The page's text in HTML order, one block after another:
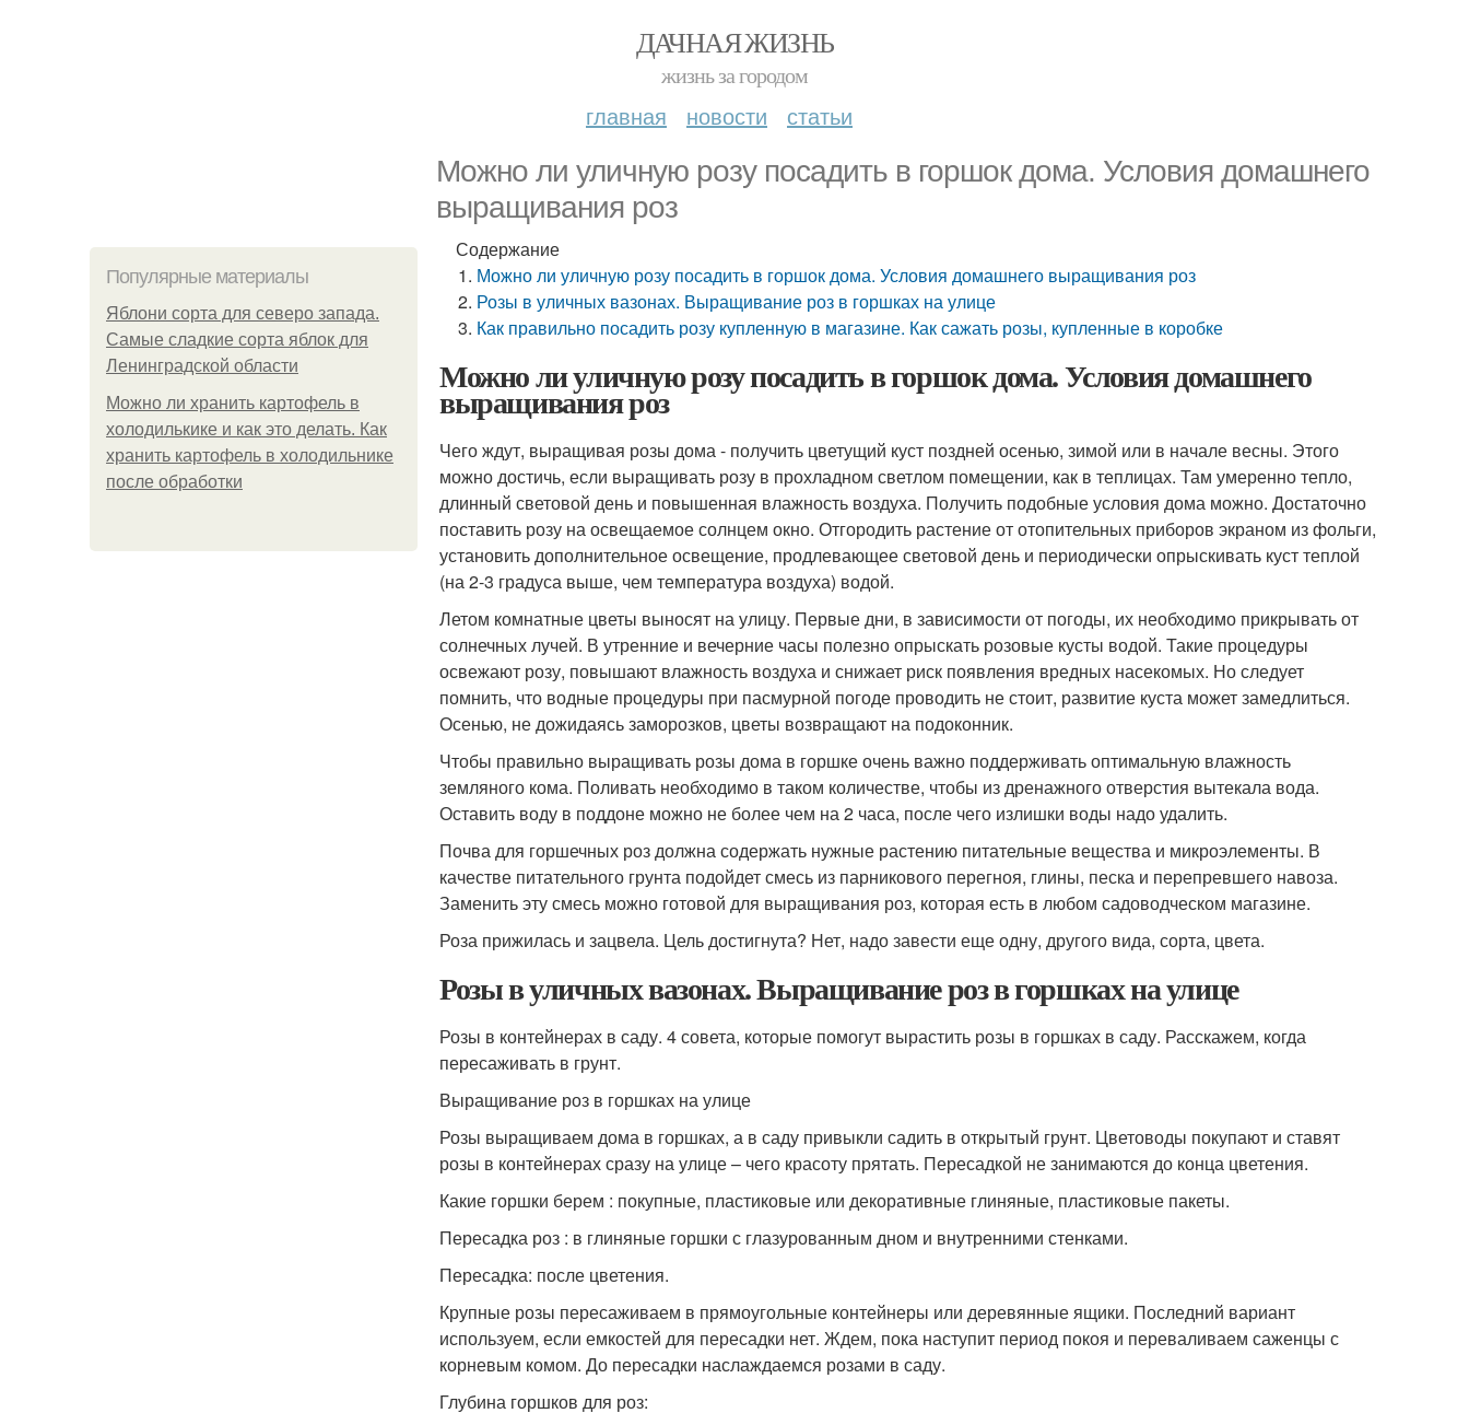
ДАЧНАЯ ЖИЗНЬ
жизнь за городом
главная новости статьи
Можно ли уличную розу посадить в горшок дома. Условия домашнего
выращивания роз
Популярные материалы
Яблони сорта для северо запада.
Самые сладкие сорта яблок для
Ленинградской области
Можно ли хранить картофель в
холодилькике и как это делать. Как
хранить картофель в холодильнике
после обработки
Содержание
Можно ли уличную розу посадить в горшок дома. Условия домашнего выращивания роз
Розы в уличных вазонах. Выращивание роз в горшках на улице
Как правильно посадить розу купленную в магазине. Как сажать розы, купленные в коробке
Можно ли уличную розу посадить в горшок дома. Условия домашнего
выращивания роз
Чего ждут, выращивая розы дома - получить цветущий куст поздней осенью, зимой или в начале весны. Этого
можно достичь, если выращивать розу в прохладном светлом помещении, как в теплицах. Там умеренно тепло,
длинный световой день и повышенная влажность воздуха. Получить подобные условия дома можно. Достаточно
поставить розу на освещаемое солнцем окно. Отгородить растение от отопительных приборов экраном из фольги,
установить дополнительное освещение, продлевающее световой день и периодически опрыскивать куст теплой
(на 2-3 градуса выше, чем температура воздуха) водой.
Летом комнатные цветы выносят на улицу. Первые дни, в зависимости от погоды, их необходимо прикрывать от
солнечных лучей. В утренние и вечерние часы полезно опрыскать розовые кусты водой. Такие процедуры
освежают розу, повышают влажность воздуха и снижает риск появления вредных насекомых. Но следует
помнить, что водные процедуры при пасмурной погоде проводить не стоит, развитие куста может замедлиться.
Осенью, не дожидаясь заморозков, цветы возвращают на подоконник.
Чтобы правильно выращивать розы дома в горшке очень важно поддерживать оптимальную влажность
земляного кома. Поливать необходимо в таком количестве, чтобы из дренажного отверстия вытекала вода.
Оставить воду в поддоне можно не более чем на 2 часа, после чего излишки воды надо удалить.
Почва для горшечных роз должна содержать нужные растению питательные вещества и микроэлементы. В
качестве питательного грунта подойдет смесь из парникового перегноя, глины, песка и перепревшего навоза.
Заменить эту смесь можно готовой для выращивания роз, которая есть в любом садоводческом магазине.
Роза прижилась и зацвела. Цель достигнута? Нет, надо завести еще одну, другого вида, сорта, цвета.
Розы в уличных вазонах. Выращивание роз в горшках на улице
Розы в контейнерах в саду. 4 совета, которые помогут вырастить розы в горшках в саду. Расскажем, когда
пересаживать в грунт.
Выращивание роз в горшках на улице
Розы выращиваем дома в горшках, а в саду привыкли садить в открытый грунт. Цветоводы покупают и ставят
розы в контейнерах сразу на улице – чего красоту прятать. Пересадкой не занимаются до конца цветения.
Какие горшки берем : покупные, пластиковые или декоративные глиняные, пластиковые пакеты.
Пересадка роз : в глиняные горшки с глазурованным дном и внутренними стенками.
Пересадка: после цветения.
Крупные розы пересаживаем в прямоугольные контейнеры или деревянные ящики. Последний вариант
используем, если емкостей для пересадки нет. Ждем, пока наступит период покоя и переваливаем саженцы с
корневым комом. До пересадки наслаждаемся розами в саду.
Глубина горшков для роз: